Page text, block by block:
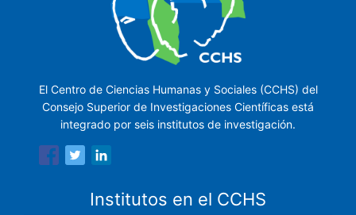
El Centro de Ciencias Humanas y Sociales (CCHS) del
Consejo Superior de Investigaciones Científicas está
integrado por seis institutos de investigación.
Institutos en el CCHS